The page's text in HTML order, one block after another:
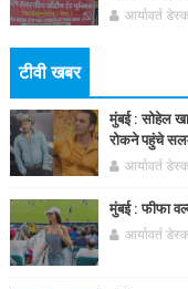
आर्यावर्त
टीवी खबर
मुंबई : सोहेल
रोकने पहुंचे
आर्यावर्त
मुंबई : फीफा
आर्यावर्त